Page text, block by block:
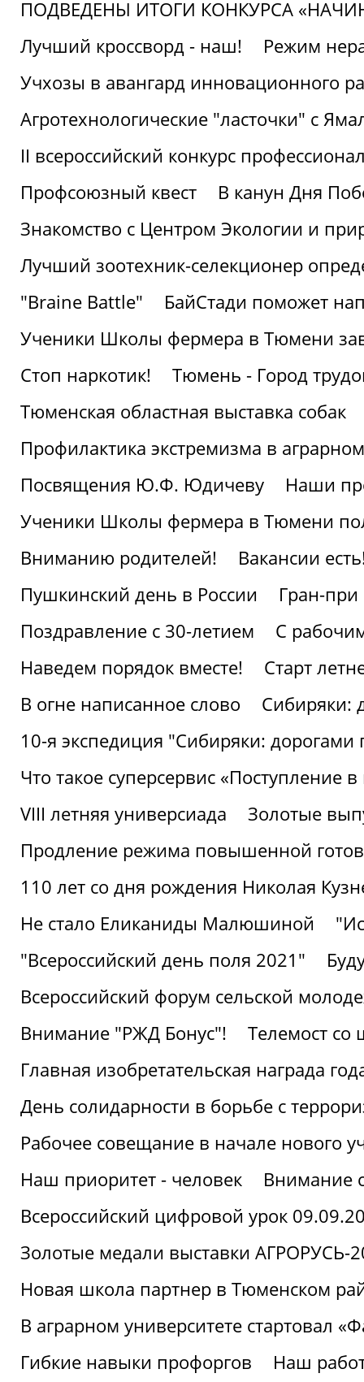
ПОДВЕДЕНЫ ИТОГИ КОНКУРСА
Лучший кроссворд - наш!
Режим
Учхозы в авангард инновационного
Агротехнологические "ласточки" с
II всероссийский конкурс
Профсоюзный квест
В канун Дня
Знакомство с Центром Экологии и
Лучший зоотехник-селекционер
"Braine Battle"
БайСтади поможет
Ученики Школы фермера в Тюмени
Стоп наркотик!
Тюмень - Город
Тюменская областная выставка собак
Профилактика экстремизма в аграрном
Посвящения Ю.Ф. Юдичеву
Наши
Ученики Школы фермера в Тюмени
Вниманию родителей!
Вакансии
Пушкинский день в России
Гран-
Поздравление с 30-летием
С
Наведем порядок вместе!
Старт
В огне написанное слово
Сибиряки:
10-я экспедиция "Сибиряки: дорогами
Что такое суперсервис «Поступление
VIII летняя универсиада
Золотые
Продление режима повышенной
110 лет со дня рождения Николая
Не стало Еликаниды Малюшиной
"Всероссийский день поля 2021"
Всероссийский форум сельской
Внимание "РЖД Бонус"!
Телемост
Главная изобретательская награда
День солидарности в борьбе с
Рабочее совещание в начале нового
Наш приоритет - человек
Внимание
Всероссийский цифровой урок
Золотые медали выставки АГРОРУСЬ-
Новая школа партнер в Тюменском
В аграрном университете стартовал
Гибкие навыки профоргов
Наш